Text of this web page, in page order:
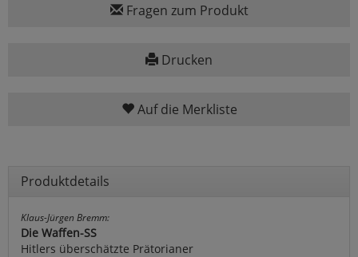
Fragen zum Produkt
Drucken
Auf die Merkliste
Produktdetails
Klaus-Jürgen Bremm:
Die Waffen-SS
Hitlers überschätzte Prätorianer